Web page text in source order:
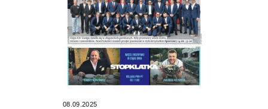
08.09.2025